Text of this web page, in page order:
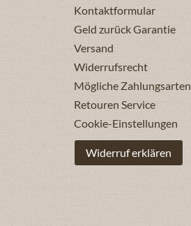
Kontaktformular
Geld zurück Garantie
Versand
Widerrufsrecht
Mögliche Zahlungsarten
Retouren Service
Cookie-Einstellungen
Widerruf erklären